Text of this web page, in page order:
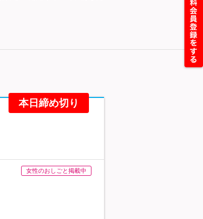
本日締め切り
女性のおしごと掲載中